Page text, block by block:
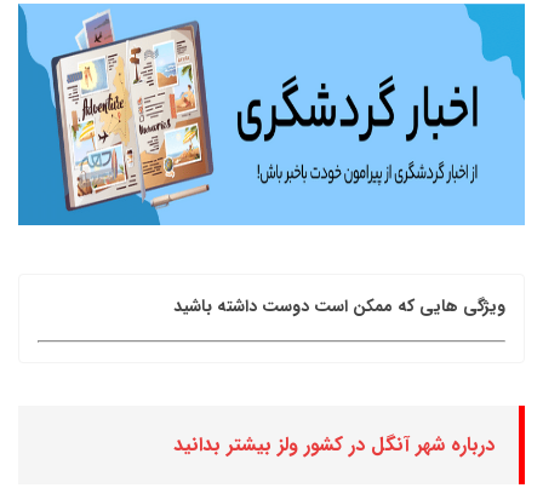
ویژگی هایی که ممکن است دوست داشته باشید
درباره شهر آنگل در کشور ولز بیشتر بدانید